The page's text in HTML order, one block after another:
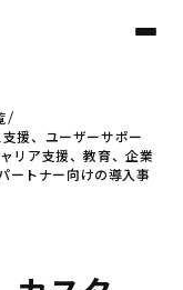
援、ユーザーサポー
リア支援、教育、企業
トナー向けの導入事